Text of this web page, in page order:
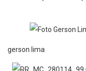
gerson lima